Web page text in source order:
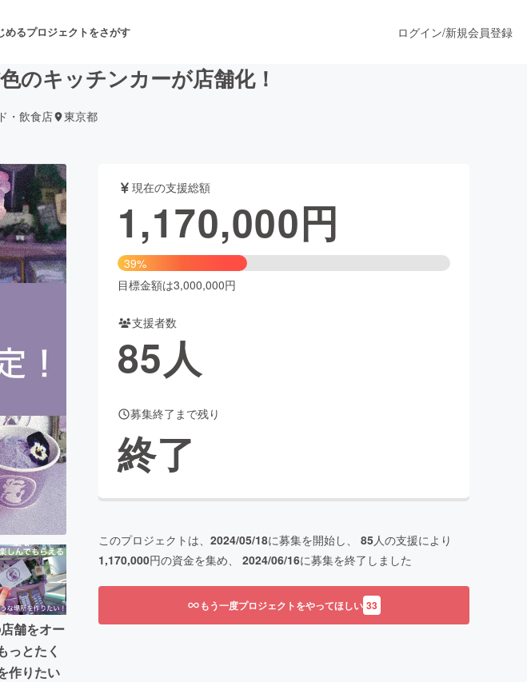
めるプロジェクトをさがす
舞台・パフォーマンス
フード・飲食店 ファッション
アニメ・漫画
ビューティー・ヘルスケア
CAMPFIRE Creation
yaコミュニティ
ログイン/新規会員登録
のキッチンカーが店舗化！
・飲食店 東京都
舗をオー
っとたく
作りたい
現在の支援総額
1,170,000円
39%
目標金額は3,000,000円
支援者数
85人
募集終了まで残り
終了
このプロジェクトは、 2024/05/18に募集を開始し、 85人の支援により
1,170,000円の資金を集め、 2024/06/16に募集を終了しました
もう一度プロジェクトをやってほしい 33